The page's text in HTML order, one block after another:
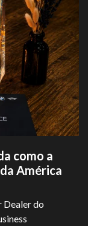
como a
América
Dealer do